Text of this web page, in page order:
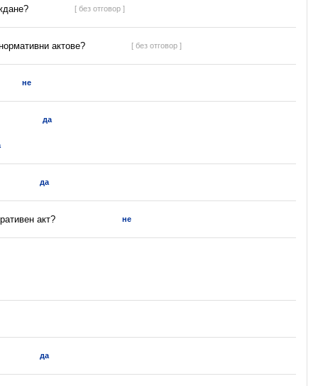
[ без отговор ]
актове? [ без отговор ]
не
да
да
акт? не
да